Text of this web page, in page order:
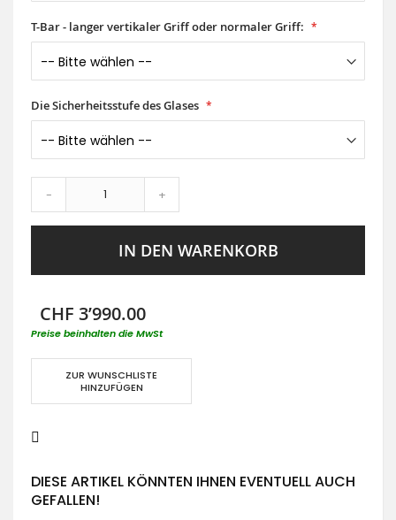
T-Bar - langer vertikaler Griff oder normaler Griff:
Die Sicherheitsstufe des Glases
- +
IN DEN WARENKORB
CHF 3’990.00
Preise beinhalten die MwSt
ZUR WUNSCHLISTE
HINZUFÜGEN
DIESE ARTIKEL KÖNNTEN IHNEN EVENTUELL AUCH
GEFALLEN!